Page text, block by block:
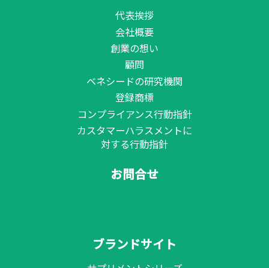
代表挨拶
会社概要
創業の想い
顧問
ベネシードの研究機関
登録商標
コンプライアンス行動指針
カスタマーハラスメントに
対する行動指針
お問合せ
ブランドサイト